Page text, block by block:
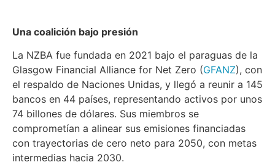
Una coalición bajo presión
La NZBA fue fundada en 2021 bajo el paraguas de la
Glasgow Financial Alliance for Net Zero (GFANZ), con
el respaldo de Naciones Unidas, y llegó a reunir a 145
bancos en 44 países, representando activos por unos
74 billones de dólares. Sus miembros se
comprometían a alinear sus emisiones financiadas
con trayectorias de cero neto para 2050, con metas
intermedias hacia 2030.